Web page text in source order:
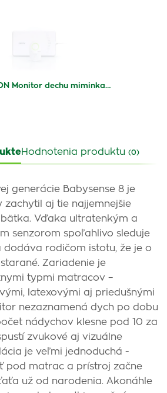
Monitor dechu miminka…
Hodnotenia produktu (0)
generácie Babysense 8 je
zachytil aj tie najjemnejšie
Vďaka ultratenkým a
senzorom spoľahlivo sleduje
rodičom istotu, že je o
Zariadenie je
typmi matracov –
latexovými aj priedušnými
nezaznamená dych po dobu
nádychov klesne pod 10 za
zvukové aj vizuálne
je veľmi jednoduchá -
pod matrac a prístroj začne
už od narodenia. Akonáhle